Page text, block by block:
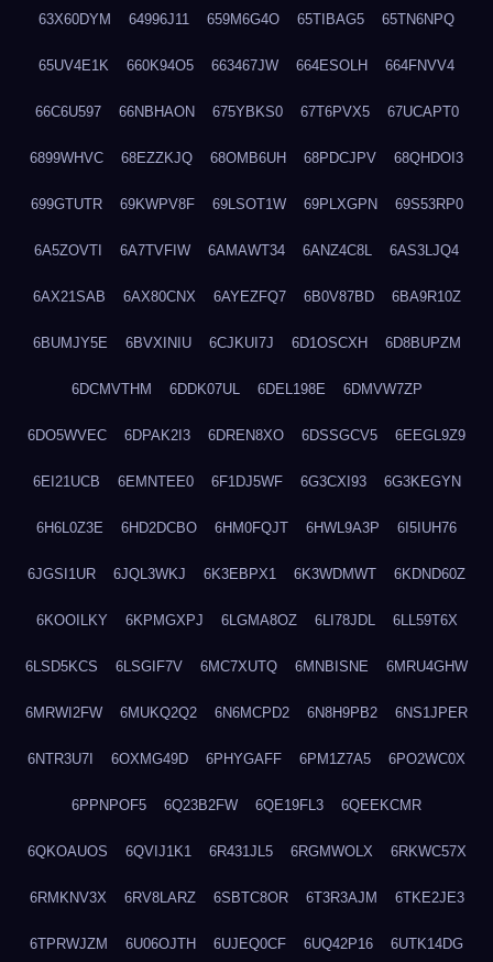
63X60DYM 64996J11 659M6G4O 65TIBAG5 65TN6NPQ
65UV4E1K 660K94O5 663467JW 664ESOLH 664FNVV4
66C6U597 66NBHAON 675YBKS0 67T6PVX5 67UCAPT0
6899WHVC 68EZZKJQ 68OMB6UH 68PDCJPV 68QHDOI3
699GTUTR 69KWPV8F 69LSOT1W 69PLXGPN 69S53RP0
6A5ZOVTI 6A7TVFIW 6AMAWT34 6ANZ4C8L 6AS3LJQ4
6AX21SAB 6AX80CNX 6AYEZFQ7 6B0V87BD 6BA9R10Z
6BUMJY5E 6BVXINIU 6CJKUI7J 6D1OSCXH 6D8BUPZM
6DCMVTHM 6DDK07UL 6DEL198E 6DMVW7ZP
6DO5WVEC 6DPAK2I3 6DREN8XO 6DSSGCV5 6EEGL9Z9
6EI21UCB 6EMNTEE0 6F1DJ5WF 6G3CXI93 6G3KEGYN
6H6L0Z3E 6HD2DCBO 6HM0FQJT 6HWL9A3P 6I5IUH76
6JGSI1UR 6JQL3WKJ 6K3EBPX1 6K3WDMWT 6KDND60Z
6KOOILKY 6KPMGXPJ 6LGMA8OZ 6LI78JDL 6LL59T6X
6LSD5KCS 6LSGIF7V 6MC7XUTQ 6MNBISNE 6MRU4GHW
6MRWI2FW 6MUKQ2Q2 6N6MCPD2 6N8H9PB2 6NS1JPER
6NTR3U7I 6OXMG49D 6PHYGAFF 6PM1Z7A5 6PO2WC0X
6PPNPOF5 6Q23B2FW 6QE19FL3 6QEEKCMR
6QKOAUOS 6QVIJ1K1 6R431JL5 6RGMWOLX 6RKWC57X
6RMKNV3X 6RV8LARZ 6SBTC8OR 6T3R3AJM 6TKE2JE3
6TPRWJZM 6U06OJTH 6UJEQ0CF 6UQ42P16 6UTK14DG